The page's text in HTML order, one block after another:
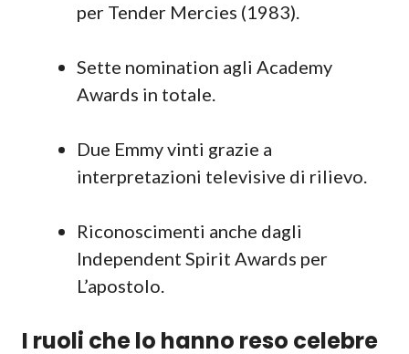
per Tender Mercies (1983).
Sette nomination agli Academy
Awards in totale.
Due Emmy vinti grazie a
interpretazioni televisive di rilievo.
Riconoscimenti anche dagli
Independent Spirit Awards per
L’apostolo.
I ruoli che lo hanno reso celebre